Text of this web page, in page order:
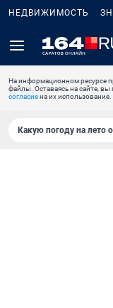
НЕДВИЖИМОСТЬ
На информационном ресурсе
файлы. Оставаясь на сайте, вы
согласиена их использование.
Какую погоду на лето